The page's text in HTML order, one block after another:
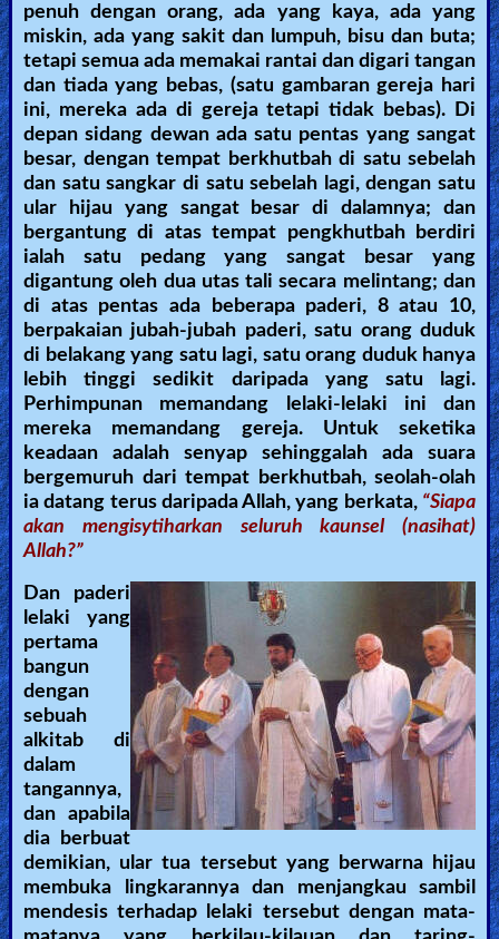
Hell
Prayer
Bible/Study
Jesus
Warfare
Revelations
Testimonies
Evangelism
Documentaries
Islam
Other
penuh dengan orang, ada yang kaya, ada yang
miskin, ada yang sakit dan lumpuh, bisu dan buta;
tetapi semua ada memakai rantai dan digari tangan
dan tiada yang bebas, (satu gambaran gereja hari
ini, mereka ada di gereja tetapi tidak bebas). Di
depan sidang dewan ada satu pentas yang sangat
besar, dengan tempat berkhutbah di satu sebelah
dan satu sangkar di satu sebelah lagi, dengan satu
ular hijau yang sangat besar di dalamnya; dan
bergantung di atas tempat pengkhutbah berdiri
ialah satu pedang yang sangat besar yang
digantung oleh dua utas tali secara melintang; dan
di atas pentas ada beberapa paderi, 8 atau 10,
berpakaian jubah-jubah paderi, satu orang duduk
di belakang yang satu lagi, satu orang duduk hanya
lebih tinggi sedikit daripada yang satu lagi.
Perhimpunan memandang lelaki-lelaki ini dan
mereka memandang gereja. Untuk seketika
keadaan adalah senyap sehinggalah ada suara
bergemuruh dari tempat berkhutbah, seolah-olah
ia datang terus daripada Allah, yang berkata, “Siapa
akan mengisytiharkan seluruh kaunsel (nasihat)
Allah?”
Dan paderi
lelaki yang
pertama
bangun
dengan
sebuah
alkitab di
dalam
tangannya,
dan apabila
dia berbuat
demikian, ular tua tersebut yang berwarna hijau
membuka lingkarannya dan menjangkau sambil
mendesis terhadap lelaki tersebut dengan mata-